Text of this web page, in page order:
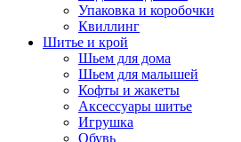
Упаковка и коробочки
Квиллинг
Шитье и крой
Шьем для дома
Шьем для малышей
Кофты и жакеты
Аксессуары шитье
Игрушка
Обувь